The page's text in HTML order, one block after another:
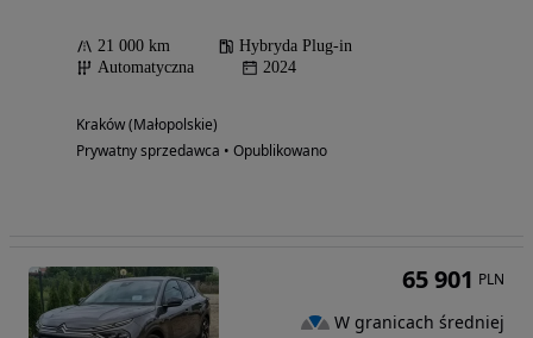
21 000 km
Hybryda Plug-in
Automatyczna
2024
Kraków (Małopolskie)
Prywatny sprzedawca • Opublikowano
65 901 PLN
W granicach średniej